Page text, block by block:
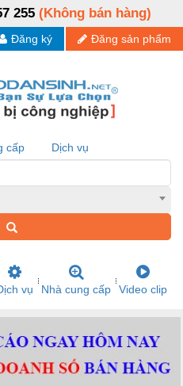
255 (Không bán hàng)
Đăng sản phẩm
Đăng ký
cấp Dịch vụ
vụ Nhà cung cấp Video clip